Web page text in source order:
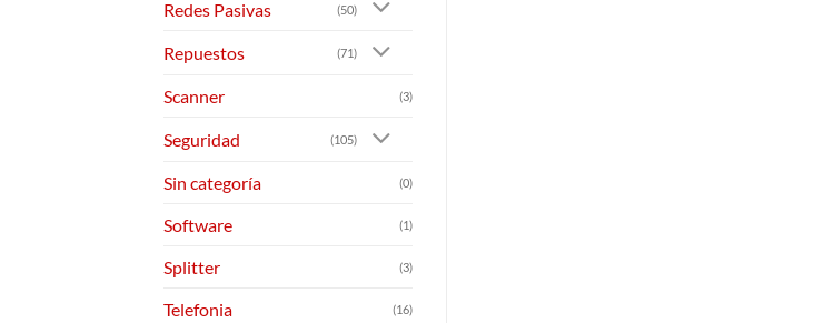
Redes Pasivas (50)
Repuestos (71)
Scanner (3)
Seguridad (105)
Sin categoría (0)
Software (1)
Splitter (3)
Telefonia (16)